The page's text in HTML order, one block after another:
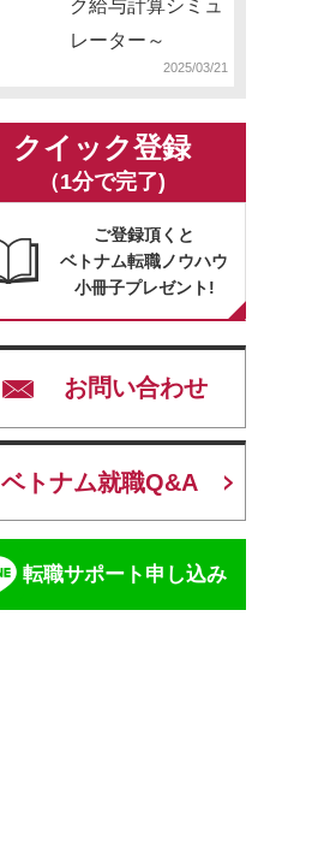
ク給与計算シミュ
レーター～
2025/03/21
クイック登録
（1分で完了)
ご登録頂くと
ベトナム転職ノウハウ
小冊子プレゼント!
お問い合わせ
ベトナム就職Q&A
転職サポート申し込み